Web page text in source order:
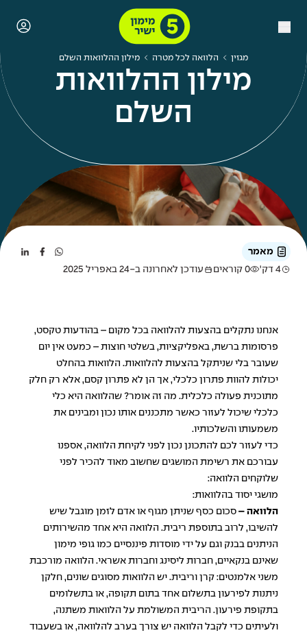
מגזין הלוואה לכל מטרה מילון ההלוואות השלם
מילון ההלוואות
השלם
מאמר
4 דק'
0 קוראים עודכן לאחרונה ב-24 באפריל 2025
אנחנו נתקלים בהצעות להלוואה בכל מקום – בהודעות טקסט,
פרסומות ברשת, באפליקציות, בשלטי חוצות – כמעט אין יום
שעובר בלי שניתקל בהצעות להלוואות. הלוואות בהחלט
יכולות להוות פתרון כלכלי, אך הן לא פתרון קסם, אלא רק חלק
מתוכנית פעולה כלכלית. מה זה אומר? שהלוואה היא כלי
כלכלי שיכול לעזור כאשר מתכננים אותו נכון ומבינים את
משמעותו והשלכותיו.
כדי לעזור לכם להתכונן נכון לפני לקיחת הלוואה, אספנו
עבורכם את רשימת המושגים שחשוב מאוד להכיר לפני
שלוקחים הלוואה:
מושגי יסוד בהלוואות:
הלוואה – סכום כסף שניתן מגוף או אדם לזמן מוגבל שיש
להשיבו, לרוב בתוספת ריבית. הלוואה היא אחד מהשירותים
הניתנים בבנק וגם על ידי מוסדות פיננסיים כמו גופי מימון
שאינם בנקאיים, חברות ליסינג וחברות אשראי. הלוואה מורכבת
משני אלמנטים: קרן וריבית. יש הלוואות מסוגים שונים, חלקן
ניתנות לפירעון בתשלום אחד בתום תקופה, או בתשלומים
בתקופת פירעון. הריבית המשולמת על הלוואות משתנה,
ולעיתים כדי לקבל הלוואה יש צורך בערב להלוואה, או בשעבוד